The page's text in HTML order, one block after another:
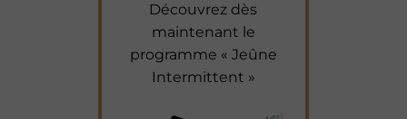
Découvrez dès
maintenant le
programme « Jeûne
Intermittent »